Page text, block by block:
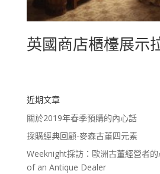
英國商店櫃檯展示
近期文章
關於2019年春季預購的內心話
採購經典回顧-麥森古董四元素
Weeknight採訪：歐洲古董經營者
of an Antique Dealer